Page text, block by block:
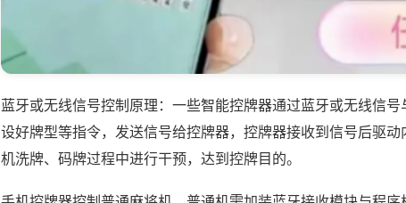
蓝牙或无线信号控制原理：一些智能控牌器通过蓝牙或无线信
设好牌型等指令，发送信号给控牌器，控牌器接收到信号后驱
机洗牌、码牌过程中进行干预，达到控牌目的。